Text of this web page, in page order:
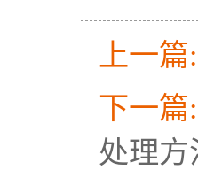
上一
下一
处理方